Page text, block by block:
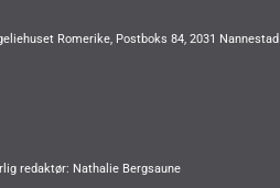
Romerike, Postboks 84, 2031 Nannestad
redaktør: Nathalie Bergsaune